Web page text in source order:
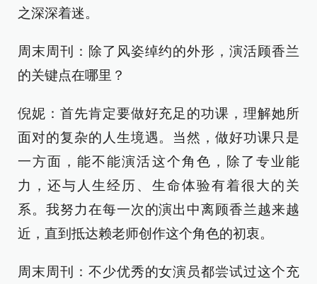
之深深着迷。
周末周刊：除了风姿绰约的外形，演活顾香兰
的关键点在哪里？
倪妮：首先肯定要做好充足的功课，理解她所
面对的复杂的人生境遇。当然，做好功课只是
一方面，能不能演活这个角色，除了专业能
力，还与人生经历、生命体验有着很大的关
系。我努力在每一次的演出中离顾香兰越来越
近，直到抵达赖老师创作这个角色的初衷。
周末周刊：不少优秀的女演员都尝试过这个充